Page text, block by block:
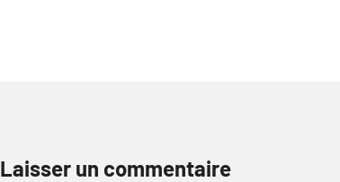
Laisser un commentaire